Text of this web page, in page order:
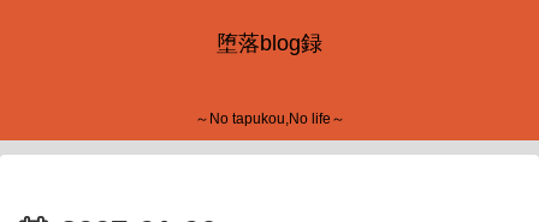
堕落blog録
～No tapukou,No life～